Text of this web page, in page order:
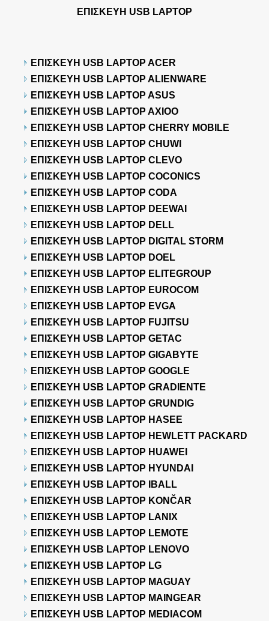
ΕΠΙΣΚΕΥΗ USB LAPTOP
ΕΠΙΣΚΕΥΗ USB LAPTOP ACER
ΕΠΙΣΚΕΥΗ USB LAPTOP ALIENWARE
ΕΠΙΣΚΕΥΗ USB LAPTOP ASUS
ΕΠΙΣΚΕΥΗ USB LAPTOP AXIOO
ΕΠΙΣΚΕΥΗ USB LAPTOP CHERRY MOBILE
ΕΠΙΣΚΕΥΗ USB LAPTOP CHUWI
ΕΠΙΣΚΕΥΗ USB LAPTOP CLEVO
ΕΠΙΣΚΕΥΗ USB LAPTOP COCONICS
ΕΠΙΣΚΕΥΗ USB LAPTOP CODA
ΕΠΙΣΚΕΥΗ USB LAPTOP DEEWAI
ΕΠΙΣΚΕΥΗ USB LAPTOP DELL
ΕΠΙΣΚΕΥΗ USB LAPTOP DIGITAL STORM
ΕΠΙΣΚΕΥΗ USB LAPTOP DOEL
ΕΠΙΣΚΕΥΗ USB LAPTOP ELITEGROUP
ΕΠΙΣΚΕΥΗ USB LAPTOP EUROCOM
ΕΠΙΣΚΕΥΗ USB LAPTOP EVGA
ΕΠΙΣΚΕΥΗ USB LAPTOP FUJITSU
ΕΠΙΣΚΕΥΗ USB LAPTOP GETAC
ΕΠΙΣΚΕΥΗ USB LAPTOP GIGABYTE
ΕΠΙΣΚΕΥΗ USB LAPTOP GOOGLE
ΕΠΙΣΚΕΥΗ USB LAPTOP GRADIENTE
ΕΠΙΣΚΕΥΗ USB LAPTOP GRUNDIG
ΕΠΙΣΚΕΥΗ USB LAPTOP HASEE
ΕΠΙΣΚΕΥΗ USB LAPTOP HEWLETT PACKARD
ΕΠΙΣΚΕΥΗ USB LAPTOP HUAWEI
ΕΠΙΣΚΕΥΗ USB LAPTOP HYUNDAI
ΕΠΙΣΚΕΥΗ USB LAPTOP IBALL
ΕΠΙΣΚΕΥΗ USB LAPTOP KONČAR
ΕΠΙΣΚΕΥΗ USB LAPTOP LANIX
ΕΠΙΣΚΕΥΗ USB LAPTOP LEMOTE
ΕΠΙΣΚΕΥΗ USB LAPTOP LENOVO
ΕΠΙΣΚΕΥΗ USB LAPTOP LG
ΕΠΙΣΚΕΥΗ USB LAPTOP MAGUAY
ΕΠΙΣΚΕΥΗ USB LAPTOP MAINGEAR
ΕΠΙΣΚΕΥΗ USB LAPTOP MEDIACOM